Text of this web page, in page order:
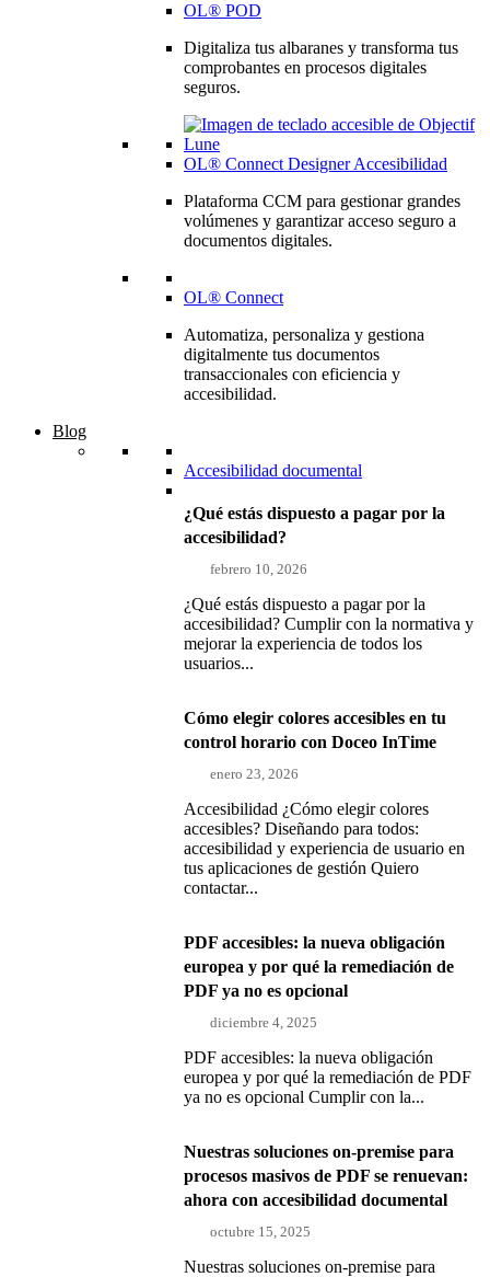
OL® POD
Digitaliza tus albaranes y transforma tus
comprobantes en procesos digitales
seguros.
OL® Connect Designer Accesibilidad
Plataforma CCM para gestionar grandes
volúmenes y garantizar acceso seguro a
documentos digitales.
OL® Connect
Automatiza, personaliza y gestiona
digitalmente tus documentos
transaccionales con eficiencia y
accesibilidad.
Blog
Accesibilidad documental
¿Qué estás dispuesto a pagar por la
accesibilidad?
febrero 10, 2026
¿Qué estás dispuesto a pagar por la
accesibilidad? Cumplir con la normativa y
mejorar la experiencia de todos los
usuarios...
Cómo elegir colores accesibles en tu
control horario con Doceo InTime
enero 23, 2026
Accesibilidad ¿Cómo elegir colores
accesibles? Diseñando para todos:
accesibilidad y experiencia de usuario en
tus aplicaciones de gestión Quiero
contactar...
PDF accesibles: la nueva obligación
europea y por qué la remediación de
PDF ya no es opcional
diciembre 4, 2025
PDF accesibles: la nueva obligación
europea y por qué la remediación de PDF
ya no es opcional Cumplir con la...
Nuestras soluciones on-premise para
procesos masivos de PDF se renuevan:
ahora con accesibilidad documental
octubre 15, 2025
Nuestras soluciones on-premise para